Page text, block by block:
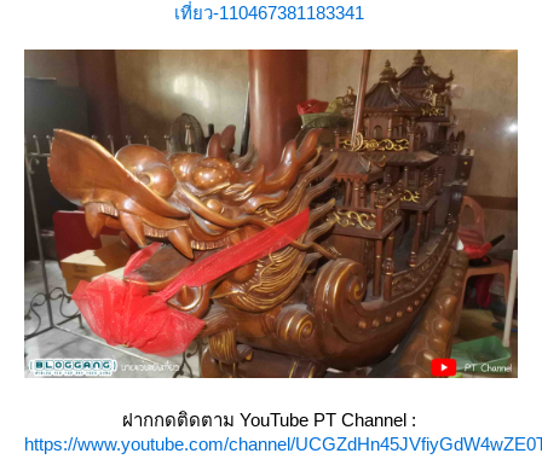
เที่ยว-110467381183341
ฝากกดติดตาม YouTube PT Channel :
https://www.youtube.com/channel/